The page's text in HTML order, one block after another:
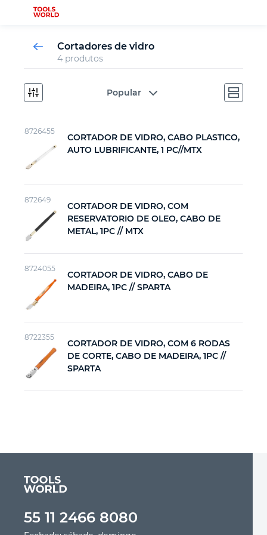
Novidades
Ferramenta de carpinteiro
Ferramenta automotiva
Ferramenta de jardinagem
Ferramenta de acabamento
Cortadores de vidro
4 produtos
Popular
8726455
CORTADOR DE VIDRO, CABO PLASTICO,
AUTO LUBRIFICANTE, 1 PC//MTX
872649
CORTADOR DE VIDRO, COM
RESERVATORIO DE OLEO, CABO DE
METAL, 1PC // MTX
8724055
CORTADOR DE VIDRO, CABO DE
MADEIRA, 1PC // SPARTA
8722355
CORTADOR DE VIDRO, COM 6 RODAS
DE CORTE, CABO DE MADEIRA, 1PC //
SPARTA
55 11 2466 8080